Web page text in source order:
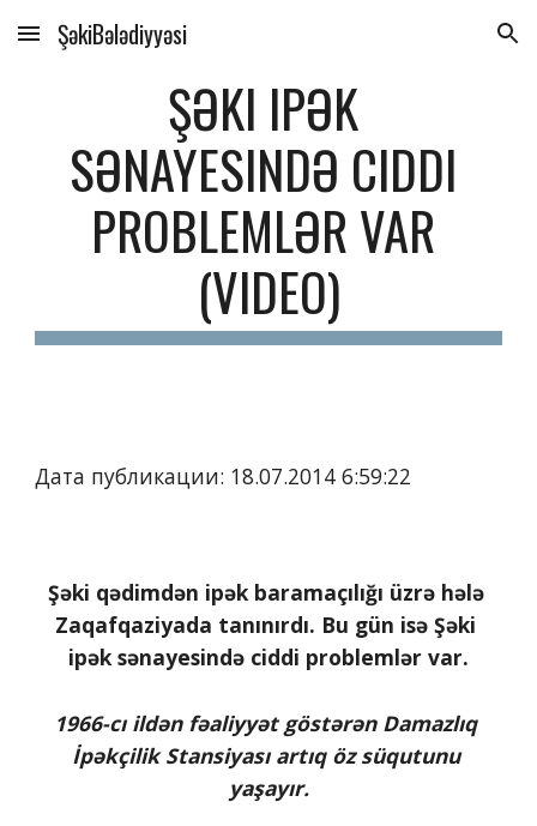
Skip to main content Skip to navigation
ŞəkiBələdiyyəsi
ŞƏKI IPƏK
SƏNAYESINDƏ CIDDI
PROBLEMLƏR VAR
(VIDEO)
Дата публикации: 18.07.2014 6:59:22
Şəki qədimdən ipək baramaçılığı üzrə hələ
Zaqafqaziyada tanınırdı. Bu gün isə Şəki
ipək sənayesində ciddi problemlər var.
1966-cı ildən fəaliyyət göstərən Damazlıq
İpəkçilik Stansiyası artıq öz süqutunu
yaşayır.